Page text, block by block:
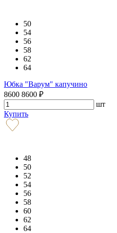
50
54
56
58
62
64
Юбка "Варум" капучино
8600 8600 ₽
шт
Купить
48
50
52
54
56
58
60
62
64